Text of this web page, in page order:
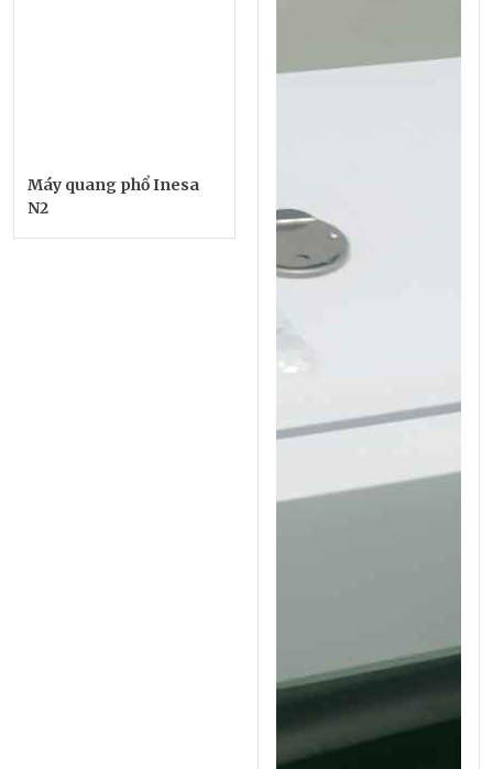
Máy quang phổ Inesa
N2